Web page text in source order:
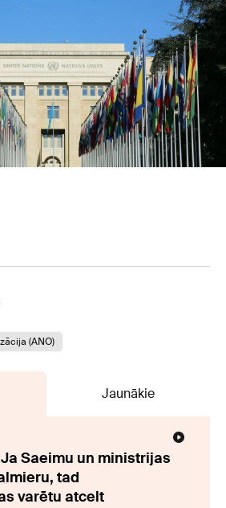
(ANO)
Jaunākie
Saeimu un ministrijas
tad
varētu atcelt